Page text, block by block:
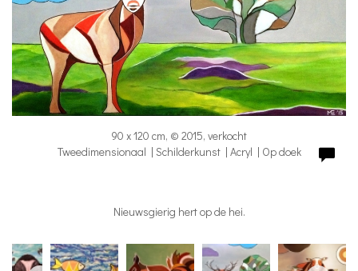
90 x 120 cm, © 2015, verkocht
Tweedimensionaal | Schilderkunst | Acryl | Op doek
Nieuwsgierig hert op de hei.